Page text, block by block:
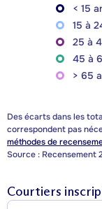
< 15
15 à
25 à
45 à
> 65
Des écarts dans les
correspondent pas
méthodes de
Source : Recensement
Courtiers